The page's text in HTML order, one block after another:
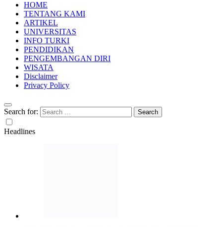
HOME
TENTANG KAMI
ARTIKEL
UNIVERSITAS
INFO TURKI
PENDIDIKAN
PENGEMBANGAN DIRI
WISATA
Disclaimer
Privacy Policy
Search for:
Headlines